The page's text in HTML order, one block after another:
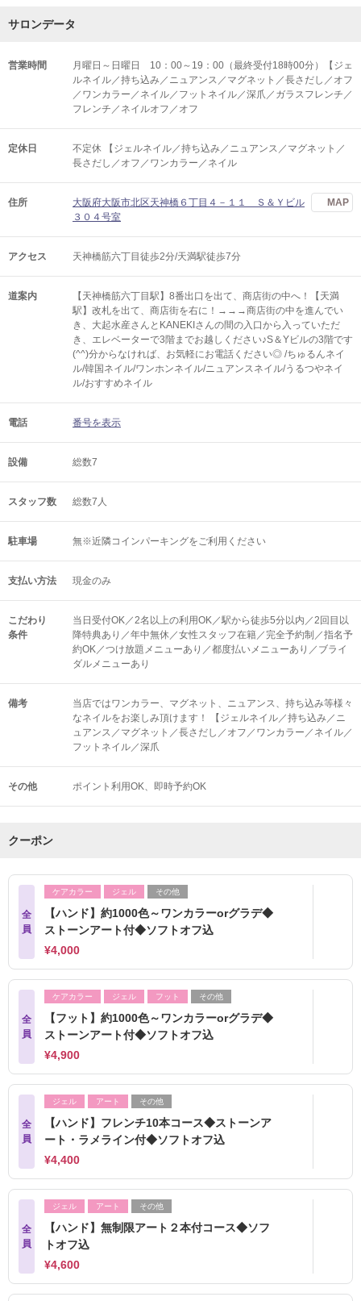
サロンデータ
営業時間
月曜日～日曜日 10：00～19：00（最終受付18時00分）【ジェ
ルネイル／持ち込み／ニュアンス／マグネット／長さだし／オフ
／ワンカラー／ネイル／フットネイル／深爪／ガラスフレンチ／
フレンチ／ネイルオフ／オフ
定休日
不定休 【ジェルネイル／持ち込み／ニュアンス／マグネット／
長さだし／オフ／ワンカラー／ネイル
住所
大阪府大阪市北区天神橋６丁目４－１１ Ｓ＆Ｙビル
３０４号室
MAP
アクセス 天神橋筋六丁目徒歩2分/天満駅徒歩7分
道案内
【天神橋筋六丁目駅】8番出口を出て、商店街の中へ！【天満
駅】改札を出て、商店街を右に！→→→商店街の中を進んでい
き、大起水産さんとKANEKIさんの間の入口から入っていただ
き、エレベーターで3階までお越しください♪S＆Yビルの3階です
(^^)分からなければ、お気軽にお電話ください◎ /ちゅるんネイ
ル/韓国ネイル/ワンホンネイル/ニュアンスネイル/うるつやネイ
ル/おすすめネイル
電話 番号を表示
設備 総数7
スタッフ数 総数7人
駐車場 無※近隣コインパーキングをご利用ください
支払い方法 現金のみ
こだわり
条件
当日受付OK／2名以上の利用OK／駅から徒歩5分以内／2回目以
降特典あり／年中無休／女性スタッフ在籍／完全予約制／指名予
約OK／つけ放題メニューあり／都度払いメニューあり／ブライ
ダルメニューあり
備考
当店ではワンカラー、マグネット、ニュアンス、持ち込み等様々
なネイルをお楽しみ頂けます！ 【ジェルネイル／持ち込み／ニ
ュアンス／マグネット／長さだし／オフ／ワンカラー／ネイル／
フットネイル／深爪
その他 ポイント利用OK 即時予約OK
クーポン
全
員
ケアカラー ジェル その他
【ハンド】約1000色～ワンカラーorグラデ◆
ストーンアート付◆ソフトオフ込
¥4,000
全
員
ケアカラー ジェル フット その他
【フット】約1000色～ワンカラーorグラデ◆
ストーンアート付◆ソフトオフ込
¥4,900
全
員
ジェル アート その他
【ハンド】フレンチ10本コース◆ストーンア
ート・ラメライン付◆ソフトオフ込
¥4,400
全
員
ジェル アート その他
【ハンド】無制限アート２本付コース◆ソフ
トオフ込
¥4,600